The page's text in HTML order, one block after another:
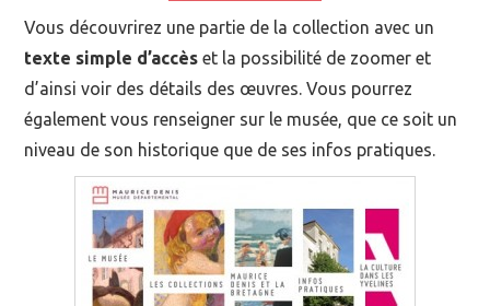
Vous découvrirez une partie de la collection avec un
texte simple d’accès et la possibilité de zoomer et
d’ainsi voir des détails des œuvres. Vous pourrez
également vous renseigner sur le musée, que ce soit un
niveau de son historique que de ses infos pratiques.